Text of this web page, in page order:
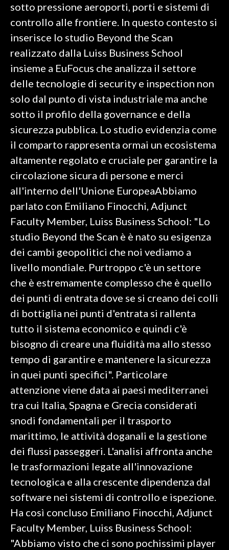
TENNIS
ALTRI SPORT
SPETTACOLI
GOSSIP
SALUTE
SARDEGNA TURISMO
#CARAUNIONE
3 MINUTI CON
INFO AZIENDE
ABBONATI
ANNUNCI
NECROLOGI
PUBBLICITÀ
SPIAGGE
STORE
sotto pressione aeroporti, porti e sistemi di
controllo alle frontiere. In questo contesto si
inserisce lo studio Beyond the Scan
realizzato dalla Luiss Business School
insieme a EuFocus che analizza il settore
delle tecnologie di security e inspection non
solo dal punto di vista industriale ma anche
sotto il profilo della governance e della
sicurezza pubblica. Lo studio evidenzia come
il comparto rappresenta ormai un ecosistema
altamente regolato e cruciale per garantire la
circolazione sicura di persone e merci
all'interno dell'Unione EuropeaAbbiamo
parlato con Emiliano Finocchi, Adjunct
Faculty Member, Luiss Business School: "Lo
studio Beyond the Scan è è nato su esigenza
dei cambi geopolitici che noi vediamo a
livello mondiale. Purtroppo c'è un settore
che è estremamente complesso che è quello
dei punti di entrata dove se si creano dei colli
di bottiglia nei punti d'entrata si rallenta
tutto il sistema economico e quindi c'è
bisogno di creare una fluidità ma allo stesso
tempo di garantire e mantenere la sicurezza
in quei punti specifici". Particolare
attenzione viene data ai paesi mediterranei
tra cui Italia, Spagna e Grecia considerati
snodi fondamentali per il trasporto
marittimo, le attività doganali e la gestione
dei flussi passeggeri. L'analisi affronta anche
le trasformazioni legate all'innovazione
tecnologica e alla crescente dipendenza dal
software nei sistemi di controllo e ispezione.
Ha così concluso Emiliano Finocchi, Adjunct
Faculty Member, Luiss Business School:
"Abbiamo visto che ci sono pochissimi player